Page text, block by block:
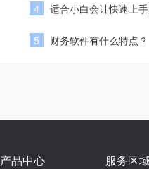
4 适合小白会计快速上
5 财务软件有什么特点？
产品中心 服务区